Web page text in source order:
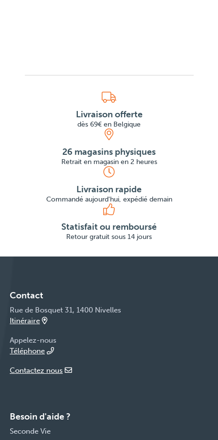
Livraison offerte
dès 69€ en Belgique
26 magasins physiques
Retrait en magasin en 2 heures
Livraison rapide
Commandé aujourd'hui, expédié demain
Statisfait ou remboursé
Retour gratuit sous 14 jours
Contact
Rue de Bosquet 31, 1400 Nivelles
Itinéraire
Appelez-nous
Téléphone
Contactez nous
Besoin d'aide ?
Seconde Vie